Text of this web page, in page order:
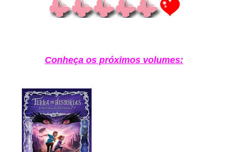
Conheça os próximos volumes: